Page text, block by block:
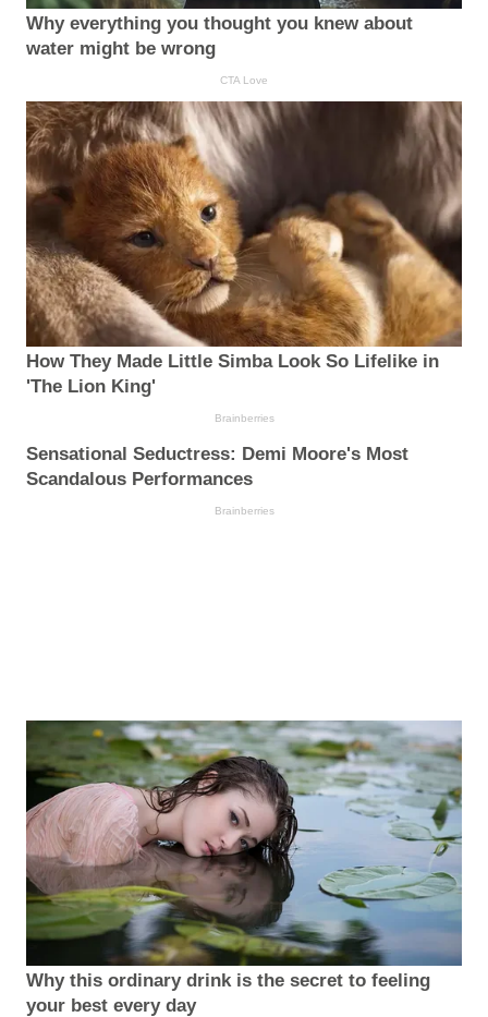
Why everything you thought you knew about
water might be wrong
CTA Love
How They Made Little Simba Look So Lifelike in
'The Lion King'
Brainberries
Sensational Seductress: Demi Moore's Most
Scandalous Performances
Brainberries
Why this ordinary drink is the secret to feeling
your best every day